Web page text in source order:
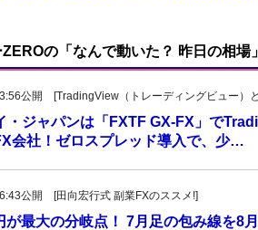
の「なんで動いた？ 昨日の相場
公開 [TradingView（トレーディングビュー）
・ジャパンは「FXTF GX-FX」で
会社！ゼロスプレッド導入で、少…
公開 [田向宏行式 副業FXのススメ!]
が最大の分岐点！ 7月足の包み線を8